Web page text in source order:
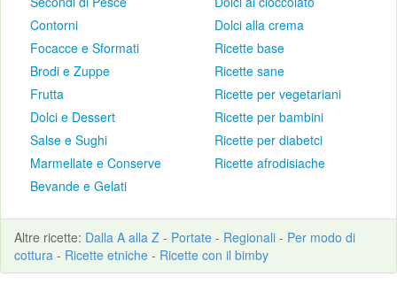
Contorni
Focacce e Sformati
Brodi e Zuppe
Frutta
Dolci e Dessert
Salse e Sughi
Marmellate e Conserve
Bevande e Gelati
Dolci alla crema
Ricette base
Ricette sane
Ricette per vegetariani
Ricette per bambini
Ricette per diabetci
Ricette afrodisiache
Altre ricette: Dalla A alla Z - Portate - Regionali - Per modo di
cottura - Ricette etniche - Ricette con il bimby